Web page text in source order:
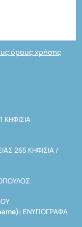
όρους χρήσης
ΚΗΦΙΣΙΑ
265 ΚΗΦΙΣΙΑ /
ΕΝΥΠΟΓΡΑΦΑ